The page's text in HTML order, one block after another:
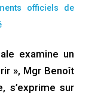
officiels de
examine un
», Mgr Benoît
s’exprime sur